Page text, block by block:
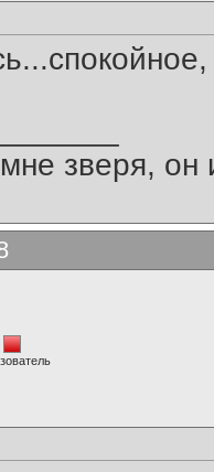
зверя, он